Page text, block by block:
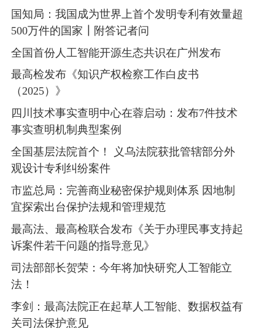
国知局：我国成为世界上首个发明专利有效量超
500万件的国家┃附答记者问
全国首份人工智能开源生态共识在广州发布
最高检发布《知识产权检察工作白皮书
（2025）》
四川技术事实查明中心在蓉启动：发布7件技术
事实查明机制典型案例
全国基层法院首个！ 义乌法院获批管辖部分外
观设计专利纠纷案件
市监总局：完善商业秘密保护规则体系 因地制
宜探索出台保护法规和管理规范
最高法、最高检联合发布《关于办理民事支持起
诉案件若干问题的指导意见》
司法部部长贺荣：今年将加快研究人工智能立
法！
李剑：最高法院正在起草人工智能、数据权益有
关司法保护意见